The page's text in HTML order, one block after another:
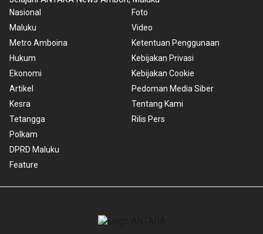
Nasional
Maluku
Metro Amboina
Hukum
Ekonomi
Artikel
Kesra
Tetangga
Polkam
DPRD Maluku
Feature
Foto
Video
Ketentuan Penggunaan
Kebijakan Privasi
Kebijakan Cookie
Pedoman Media Siber
Tentang Kami
Rilis Pers